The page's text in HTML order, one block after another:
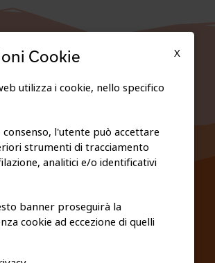
TRASPARENTE
E COOKIE POLICY
X
Cookie
utilizza i cookie, nello specifico
l'utente può accettare
strumenti di tracciamento
analitici e/o identificativi
banner proseguirà la
cookie ad eccezione di quelli